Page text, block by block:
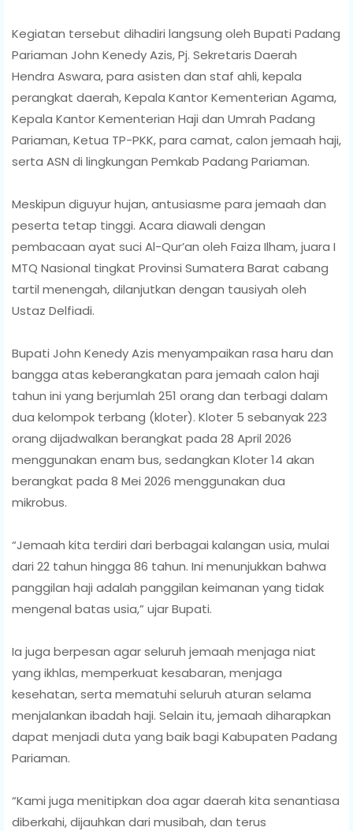
‎Kegiatan tersebut dihadiri langsung oleh Bupati Padang
Pariaman John Kenedy Azis, Pj. Sekretaris Daerah
Hendra Aswara, para asisten dan staf ahli, kepala
perangkat daerah, Kepala Kantor Kementerian Agama,
Kepala Kantor Kementerian Haji dan Umrah Padang
Pariaman, Ketua TP-PKK, para camat, calon jemaah haji,
serta ASN di lingkungan Pemkab Padang Pariaman.
‎Meskipun diguyur hujan, antusiasme para jemaah dan
peserta tetap tinggi. Acara diawali dengan
pembacaan ayat suci Al-Qur’an oleh Faiza Ilham, juara I
MTQ Nasional tingkat Provinsi Sumatera Barat cabang
tartil menengah, dilanjutkan dengan tausiyah oleh
Ustaz Delfiadi.
‎Bupati John Kenedy Azis menyampaikan rasa haru dan
bangga atas keberangkatan para jemaah calon haji
tahun ini yang berjumlah 251 orang dan terbagi dalam
dua kelompok terbang (kloter). Kloter 5 sebanyak 223
orang dijadwalkan berangkat pada 28 April 2026
menggunakan enam bus, sedangkan Kloter 14 akan
berangkat pada 8 Mei 2026 menggunakan dua
mikrobus.
‎“Jemaah kita terdiri dari berbagai kalangan usia, mulai
dari 22 tahun hingga 86 tahun. Ini menunjukkan bahwa
panggilan haji adalah panggilan keimanan yang tidak
mengenal batas usia,” ujar Bupati.
‎Ia juga berpesan agar seluruh jemaah menjaga niat
yang ikhlas, memperkuat kesabaran, menjaga
kesehatan, serta mematuhi seluruh aturan selama
menjalankan ibadah haji. Selain itu, jemaah diharapkan
dapat menjadi duta yang baik bagi Kabupaten Padang
Pariaman.
‎“Kami juga menitipkan doa agar daerah kita senantiasa
diberkahi, dijauhkan dari musibah, dan terus